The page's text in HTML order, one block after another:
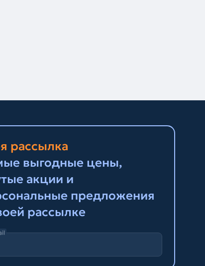
рассылка
выгодные цены,
акции и
предложения
рассылке